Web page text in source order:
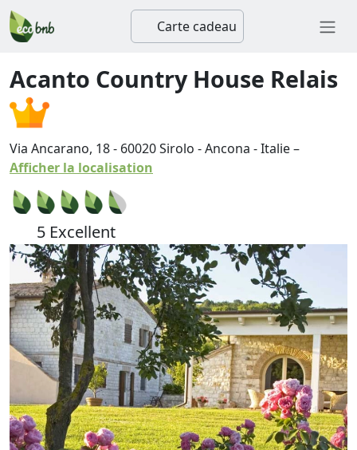
Carte cadeau
Acanto Country House Relais
Via Ancarano, 18- 60020Sirolo -Ancona -Italie–
Afficher la localisation
5 Excellent